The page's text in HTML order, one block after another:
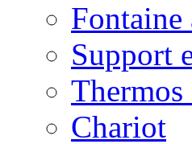
Support
Thermos
Chariot